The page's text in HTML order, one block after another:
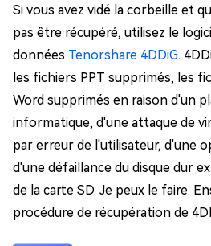
Si vous avez vidé la corbeille et
pas être récupéré, utilisez le
données Tenorshare 4DDiG.
les fichiers PPT supprimés, les
Word supprimés en raison d'un
informatique, d'une attaque de
par erreur de l'utilisateur, d'une
d'une défaillance du disque dur
de la carte SD. Je peux le faire.
procédure de récupération de